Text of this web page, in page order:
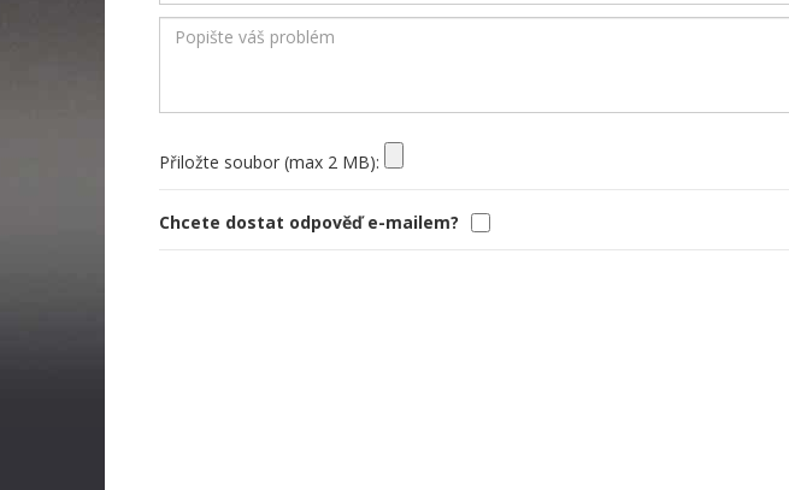
Přiložte soubor (max 2 MB):
Chcete dostat odpověď e-mailem?